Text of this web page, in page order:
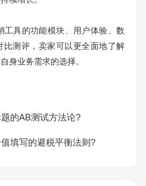
具的功能模块、用户体验、数
比测评，卖家可以更全面地了解
身业务需求的选择。
的AB测试方法论?
填写的避税平衡法则?